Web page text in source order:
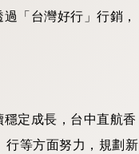
「台灣好行」行銷，
定成長，台中直航香
行等方面努力，規劃新